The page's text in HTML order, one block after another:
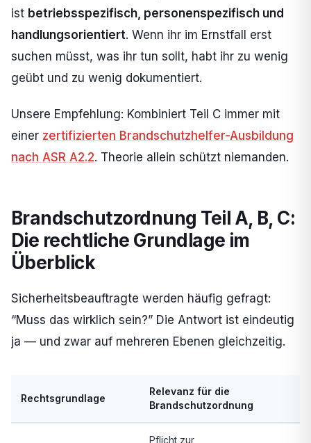
ist betriebsspezifisch, personenspezifisch und
handlungsorientiert. Wenn ihr im Ernstfall erst
suchen müsst, was ihr tun sollt, habt ihr zu wenig
geübt und zu wenig dokumentiert.
Unsere Empfehlung: Kombiniert Teil C immer mit
einer zertifizierten Brandschutzhelfer-Ausbildung
nach ASR A2.2. Theorie allein schützt niemanden.
Brandschutzordnung Teil A, B, C:
Die rechtliche Grundlage im
Überblick
Sicherheitsbeauftragte werden häufig gefragt:
“Muss das wirklich sein?” Die Antwort ist eindeutig
ja — und zwar auf mehreren Ebenen gleichzeitig.
Rechtsgrundlage
Relevanz für die
Brandschutzordnung
Pflicht zur